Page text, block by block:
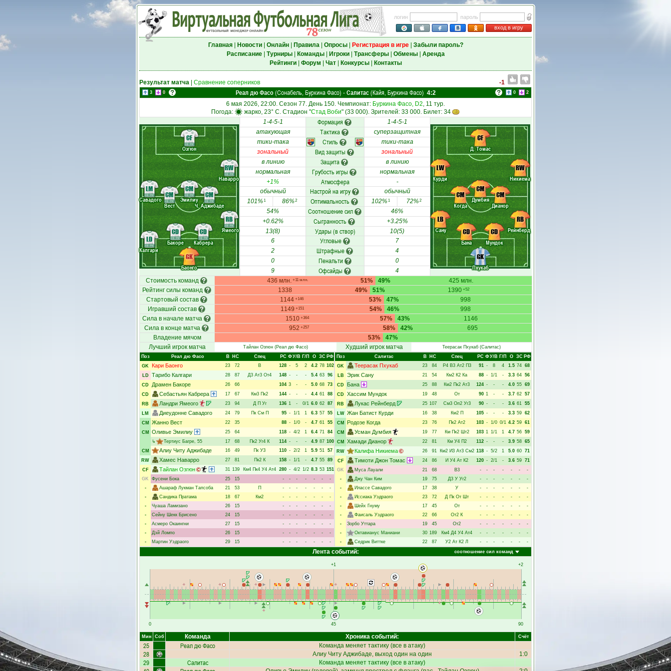
логин
пароль
вход в игру
Главная| Новости| Онлайн| Правила| Опросы| Регистрация в игре| Забыли пароль?
Расписание| Турниры| Команды| Игроки| Трансферы| Обмены| Аренда
Рейтинги| Форум Чат| Конкурсы| Контакты
Результат матча Сравнение соперников -1
3 0 Реал дю Фасо (Сонабель, Буркина Фасо) - Салитас(Кайя, Буркина Фасо) 4:2 0 2
6 мая 2026, 22:00. Сезон 77. День 150. Чемпионат: Буркина Фасо, D2, 11 тур.
Погода:
жарко, 23° C. Стадион "Стад Воби" (33 000). Зрителей: 33 000. Билет: 34
Баонго
Калгари
Бакоре Кабрера
Ямеого
Савадого
Вест
Эмилиу
Ч. Аджибаде
Наварро
Озгюн
GK
LD
CD CD
RB
LM
CM
CM
CM
RW
CF
1-4-5-1 Формация 1-4-5-1
Пхукаб
Сану
Бана
Мундок
Рейнберд
Курди
Когда
Думбия
Дианор
Никиема
Д. Томас
GK
LB
CD
CD
RB
LW
CM
CM
CM
RW
CF
атакующая Тактика
суперзащитная
тики-така
Стиль
тики-така
зональный
Вид защиты
зональный
в линию
Защита
в линию
нормальная
Грубость игры
нормальная
+1%
Атмосфера
-
обычный
Настрой на игру
обычный
101%1 86%2 Оптимальность 102%1 72%2
54% Соотношение сил
46%
+0.62%
Сыгранность
+3.25%
13(8)
Удары (в створ)
10(5)
6
Угловые
7
2
Штрафные
4
0
Пенальти
0
9
Офсайды
4
Стоимость команд
436 млн. +11 млн. 51% 425 млн.
49%
Рейтинг силы команд
1338 49% 1390 +52
51%
Стартовый состав
1144 +146 53% 998
47%
Игравший состав
1149 +151 54% 998
46%
Сила в начале матча
1510 +364 57% 1146
43%
Сила в конце матча
952 +257 58% 695
42%
Владение мячом
53%
47%
Лучший игрок матча
Тайлан Озгюн (Реал дю Фасо) Худший игрок матча Teeрасак Пхукаб (Салитас)
Поз
Реал дю Фасо В НC Спец РC ФУ/В Г/П О ЗС РФ
GK Кари Баонго 23 72 В 128 - 5 2 4.2 78 102
LD
Тарибо Калгари 28 87 Д3 Ат3 От4 148 - - - 5.4 63 96
CD
Драмен Бакоре 26 66 104 3 - - 5.0 68 73
CD
Себастьян Кабрера 17 67 Км3 Пк2 144 - - - 4.4 61 88
RB
Ландри Ямеого 23 94 Д П Уг 136 1 - 0/1 6.0 62 87
LM
Диеудонне Савадого 24 79 Пк См П 95 - 1/1 1 6.3 57 55
CM
Жанно Вест 22 35 88 - 1/0 - 4.7 61 55
CM
Оливье Эмилиу 25 64 118 - 4/2 1 6.4 71 84
↳
Тертиус Багре, 55 17 68 Пк2 Уг4 К 114 - - - 4.9 87 100
CM
Алиу Читу Аджибаде 16 49 Пк У3 110 - 2/2 1 5.9 51 57
RW
Хамес Наварро 27 81 Пк2 К 158 - 1/1 - 4.7 55 89
CF
Тайлан Озгюн 31 139 Км4 Пк4 У4 Ат4 280 - 4/2 1/2 8.3 53 151
GK
Фусени Бока 25 15 - - - - - -
-
-
Ашараф Лукман Тапсоба 21 53 П - - - - - -
-
-
Сандика Пратама 18 67 Км2 - - - - - -
-
-
Чуаша Ламизано 26 15 - - - - - -
-
-
Сейну Шекк Брисено 24 15 - - - - - -
-
-
Асмеро Окаингни 27 15 - - - - - -
-
-
Дэй Ломпо 26 15 - - - - - -
-
-
Мартин Уэдраого 29 15 - - - - - - -
Поз Салитас В НC Спец РC ФУ/В Г/П О ЗС РФ
GK
Teeрасак Пхукаб 23 84 Р4 В3 Ат2 П3 91 - 8 4 1.5 74 68
LB
Эрик Сану 21 54 Км2 К2 Ка 88 - 1/1 - 3.3 64 56
CD
Бана 25 88 Км2 Пк2 Ат3 124 - - - 4.0 55 69
CD Хассим Мундок 19 48 От 90 1 - - 3.7 62 57
RB
Лукас Рейнберд 25 107 См3 Оп2 Уг3 90 - - - 3.6 61 55
LW Жан Батист Курди 16 38 Км2 П 105 - - - 3.3 59 62
CM
Родозе Когда 23 76 Пк2 Ат2 103 - 1/0 0/1 4.2 59 61
CM
Усман Думбия 19 77 Км Пк2 Шт2 103 1 1/1 1 4.7 56 59
CM
Хамади Дианор 22 81 Км У4 П2 112 - - - 3.9 58 65
RW
Калифа Никиема 26 91 Км2 И3 Ат3 См2 118 - 5/2 1 5.0 60 71
CF
Тимоти Джон Томас 24 86 И У4 Ат К2 120 - 2/1 - 3.6 59 71
GK
Муса Лауали 21 68 В3 - - - - - -
-
-
Джу Чан Ким 19 75 Д3 У Уг2 - - - - - -
-
-
Илассе Савадого 17 38 У - - - - - -
-
-
Иссиака Уэдраого 23 72 Д Пк От Шт - - - - - -
-
-
Шейх Гнуму 17 45 От - - - - - -
-
-
Фаисаль Уэдраого 22 66 От2 К - - - - - -
-
-
Зорбо Уттара 19 45 От2 - - - - - -
-
-
Октавианус Маниани 30 189 Км4 Д4 У4 Ат4 - - - - - -
-
-
Седрик Виттке 22 87 У2 Ат К2 Л - - - - - -
-
соотношение сил команд
Лента событий:
0
+1
45
+2
90
Мин Соб Команда Хроника событий: Счёт
25 Реал дю Фасо Команда меняет тактику (все в атаку)
28 Алиу Читу Аджибаде, выход один на один 1:0
29 Салитас Команда меняет тактику (все в атаку)